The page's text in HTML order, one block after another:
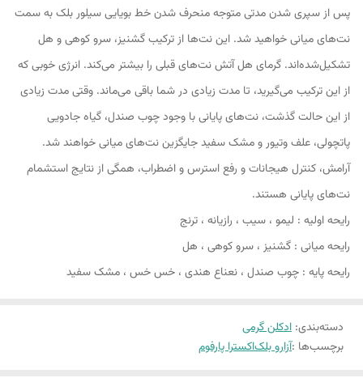
پس از سپری شدن مدتی متوجه منحرف شدن خط بویایی سیلور بلک به سمت
نت‌های میانی خواهید شد. این نت‌ها از ترکیب گشنیز، سرو کوهی و هل
تشکیل‌شده‌اند. گرمای هل آتش نت‌های قبلی را بیشتر می‌کند. انرژی خوبی که
از این ترکیب می‌گیرید، تا مدت زیادی در شما باقی می‌ماند. وقتی مدت زیادی
از این حالت گذشت، نت‌های پایانی با وجود چوب صندل، گیاه جادویی
پاتچولی، علف وتیور و مشک سفید جایگزین نت‌های میانی خواهند شد.
آرامش، کنترل هیجانات و رفع استرس و اضطراب، همگی از نتایج استشمام
نت‌های پایانی هستند.
رایحه اولیه : لیمو ، سیب ، رازیانه ، ترنج
رایحه میانی : گشنیز ، سرو کوهی ، هل
رایحه پایه : چوب صندل ، نعناع هندی ، خس خس ، مشک سفید
دسته‌بندی: ادکلن گرمی
برچسب‌ها :آزارو بلکاکسترا پارفوم